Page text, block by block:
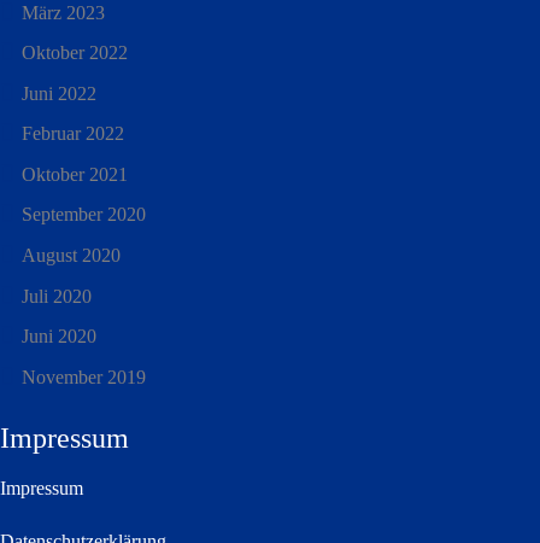
März 2023
Oktober 2022
Juni 2022
Februar 2022
Oktober 2021
September 2020
August 2020
Juli 2020
Juni 2020
November 2019
Impressum
Impressum